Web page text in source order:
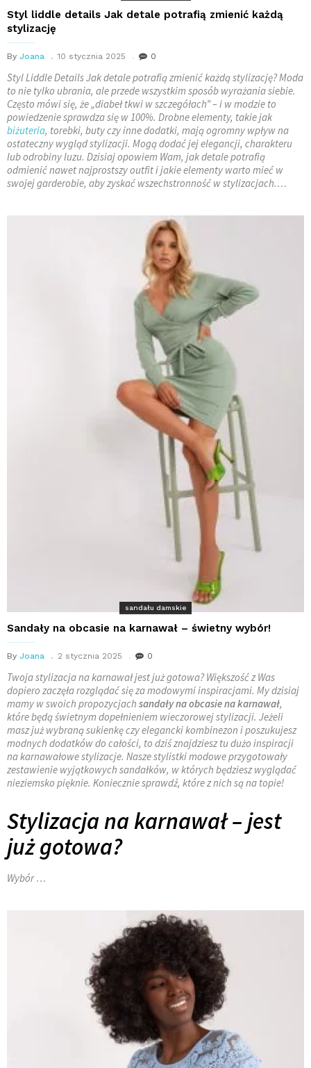
Styl liddle details Jak detale potrafią zmienić każdą
stylizację
By Joana 10 stycznia 2025 0
Styl Liddle Details Jak detale potrafią zmienić każdą stylizację? Moda
to nie tylko ubrania, ale przede wszystkim sposób wyrażania siebie.
Często mówi się, że „diabeł tkwi w szczegółach” – i w modzie to
powiedzenie sprawdza się w 100%. Drobne elementy, takie jak
biżuteria, torebki, buty czy inne dodatki, mają ogromny wpływ na
ostateczny wygląd stylizacji. Mogą dodać jej elegancji, charakteru
lub odrobiny luzu. Dzisiaj opowiem Wam, jak detale potrafią
odmienić nawet najprostszy outfit i jakie elementy warto mieć w
swojej garderobie, aby zyskać wszechstronność w stylizacjach.…
sandału damskie
Sandały na obcasie na karnawał – świetny wybór!
By Joana 2 stycznia 2025 0
Twoja stylizacja na karnawał jest już gotowa? Większość z Was
dopiero zaczęła rozglądać się za modowymi inspiracjami. My dzisiaj
mamy w swoich propozycjach sandałyna obcasie na karnawał,
które będą świetnym dopełnieniem wieczorowej stylizacji. Jeżeli
masz już wybraną sukienkę czy elegancki kombinezon i poszukujesz
modnych dodatków do całości, to dziś znajdziesz tu dużo inspiracji
na karnawałowe stylizacje. Nasze stylistki modowe przygotowały
zestawienie wyjątkowych sandałków, w których będziesz wyglądać
nieziemsko pięknie. Koniecznie sprawdź, które z nich są na topie!
Stylizacja na karnawał – jest
już gotowa?
Wybór …